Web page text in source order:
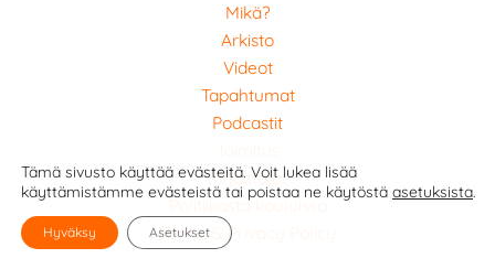
Mikä?
Arkisto
Videot
Tapahtumat
Podcastit
Kirjoittajat
Politiikasta kouluissa
Terms & Privacy Policy
Tämä sivusto käyttää evästeitä. Voit lukea lisää
käyttämistämme evästeistä tai poistaa ne käytöstä asetuksista.
Hyväksy Asetukset